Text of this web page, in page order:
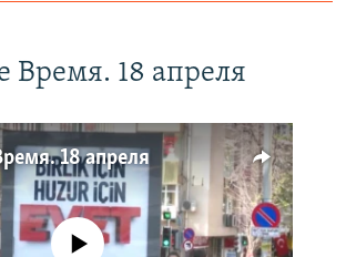
Время. 18 апреля
18 апреля
source currently available